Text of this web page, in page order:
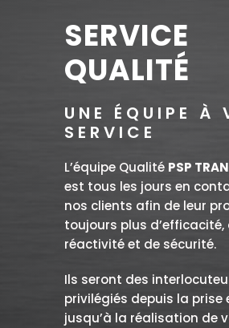
SERVICE
QUALITÉ
UNE ÉQUIPE À
SERVICE
L’équipe Qualité PSP
est tous les jours en
nos clients afin de leur
toujours plus d’efficacité,
réactivité et de sécurité.
Ils seront des
privilégiés depuis la prise
jusqu’à la réalisation de